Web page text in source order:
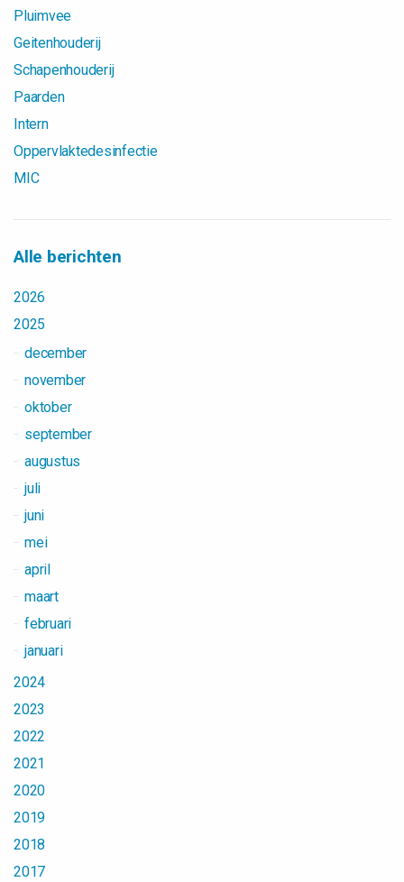
Pluimvee
Geitenhouderij
Schapenhouderij
Paarden
Intern
Oppervlaktedesinfectie
MIC
Alle berichten
2026
2025
december
november
oktober
september
augustus
juli
juni
mei
april
maart
februari
januari
2024
2023
2022
2021
2020
2019
2018
2017